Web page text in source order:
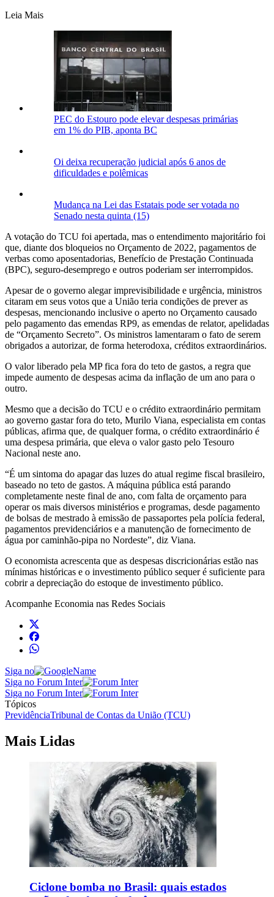
Leia Mais
PEC do Estouro pode elevar despesas primárias
em 1% do PIB, aponta BC
Oi deixa recuperação judicial após 6 anos de
dificuldades e polêmicas
Mudança na Lei das Estatais pode ser votada no
Senado nesta quinta (15)
A votação do TCU foi apertada, mas o entendimento majoritário foi
que, diante dos bloqueios no Orçamento de 2022, pagamentos de
verbas como aposentadorias, Benefício de Prestação Continuada
(BPC), seguro-desemprego e outros poderiam ser interrompidos.
Apesar de o governo alegar imprevisibilidade e urgência, ministros
citaram em seus votos que a União teria condições de prever as
despesas, mencionando inclusive o aperto no Orçamento causado
pelo pagamento das emendas RP9, as emendas de relator, apelidadas
de “Orçamento Secreto”. Os ministros lamentaram o fato de serem
obrigados a autorizar, de forma heterodoxa, créditos extraordinários.
O valor liberado pela MP fica fora do teto de gastos, a regra que
impede aumento de despesas acima da inflação de um ano para o
outro.
Mesmo que a decisão do TCU e o crédito extraordinário permitam
ao governo gastar fora do teto, Murilo Viana, especialista em contas
públicas, afirma que, de qualquer forma, o crédito extraordinário é
uma despesa primária, que eleva o valor gasto pelo Tesouro
Nacional neste ano.
“É um sintoma do apagar das luzes do atual regime fiscal brasileiro,
baseado no teto de gastos. A máquina pública está parando
completamente neste final de ano, com falta de orçamento para
operar os mais diversos ministérios e programas, desde pagamento
de bolsas de mestrado à emissão de passaportes pela polícia federal,
pagamentos previdenciários e a manutenção de fornecimento de
água por caminhão-pipa no Nordeste”, diz Viana.
O economista acrescenta que as despesas discricionárias estão nas
mínimas históricas e o investimento público sequer é suficiente para
cobrir a depreciação do estoque de investimento público.
Acompanhe Economia nas Redes Sociais
Siga no
Siga no Forum Inter
Siga no Forum Inter
Tópicos
PrevidênciaTribunal de Contas da União (TCU)
Mais Lidas
Ciclone bomba no Brasil: quais estados